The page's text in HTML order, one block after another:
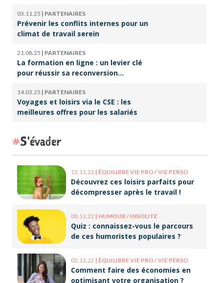
03.11.25 | PARTENAIRES
Prévenir les conflits internes pour un
climat de travail serein
21.08.25 | PARTENAIRES
La formation en ligne : un levier clé
pour réussir sa reconversion
14.03.25 | PARTENAIRES
Voyages et loisirs via le CSE : les
meilleures offres pour les salariés
S'évader
15.11.22 | ÉQUILIBRE VIE PRO / VIE PERSO
Découvrez ces loisirs parfaits pour
décompresser après le travail !
08.11.22 | HUMOUR / INSOLITE
Quiz : connaissez-vous le parcours
de ces humoristes populaires ?
02.11.22 | ÉQUILIBRE VIE PRO / VIE PERSO
Comment faire des économies en
optimisant votre organisation ?